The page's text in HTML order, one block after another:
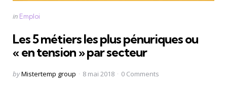
Categories
Posted
in Emploi
Les 5 métiers les plus pénuriques ou
« en tension » par secteur
Posted
byMistertemp group 8 mai 2018 0 Comments